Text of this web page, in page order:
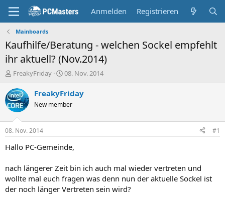
Anmelden Registrieren
Mainboards
Kaufhilfe/Beratung - welchen Sockel empfehlt
ihr aktuell? (Nov.2014)
E
s
t
e
e
r
FreakyFriday
E
s
e
t
a
08. Nov. 2014
FreakyFriday
New member
08. Nov. 2014 #1
Hallo PC-Gemeinde,
nach längerer Zeit bin ich auch mal wieder vertreten und
wollte mal euch fragen was denn nun der aktuelle Sockel ist
der noch länger Vertreten sein wird?